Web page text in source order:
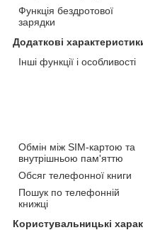
Функція бездротової
зарядки
Додаткові
Інші функції і особливості
Обмін між SIM-картою та
внутрішньою пам'яттю
Обсяг телефонної книги
Пошук по телефонній
книжці
Користувальницькі